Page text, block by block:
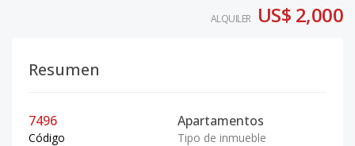
ALQUILER US$ 2,000
Resumen
7496
Código
Apartamentos
Tipo de inmueble